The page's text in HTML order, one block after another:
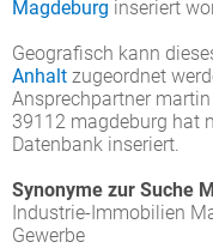
Magdeburg inseriert
Geografisch kann
Anhalt zugeordnet
Ansprechpartner
39112 magdeburg hat
Datenbank inseriert.
Synonyme zur Suche
Industrie-Immobilien
Gewerbe